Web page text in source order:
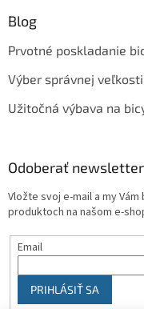
Blog
Prvotné poskladanie
Výber správnej
Užitočná výbava na
Odoberať newsletter
Vložte svoj e-mail a my
produktoch na našom e-
Email
PRIHLÁSIŤ SA